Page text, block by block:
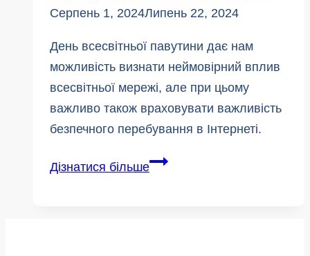
Серпень 1, 2024Липень 22, 2024
День всесвітньої павутини дає нам
можливість визнати неймовірний вплив
всесвітньої мережі, але при цьому
важливо також враховувати важливість
безпечного перебування в Інтернеті.
Дізнатися більшеСвяткування